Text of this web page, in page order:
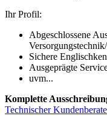
Ihr Profil:
Abgeschlossene
Sichere
Ausgeprägte
uvm...
Komplette
Technischer